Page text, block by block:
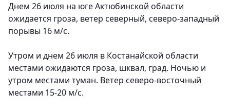
Днем 26 июля на юге Актюбинской области
ожидается гроза, ветер северный, северо-западный
порывы 16 м/с.
Утром и днем 26 июля в Костанайской области
местами ожидаются гроза, шквал, град. Ночью и
утром местами туман. Ветер северо-восточный
местами 15-20 м/с.